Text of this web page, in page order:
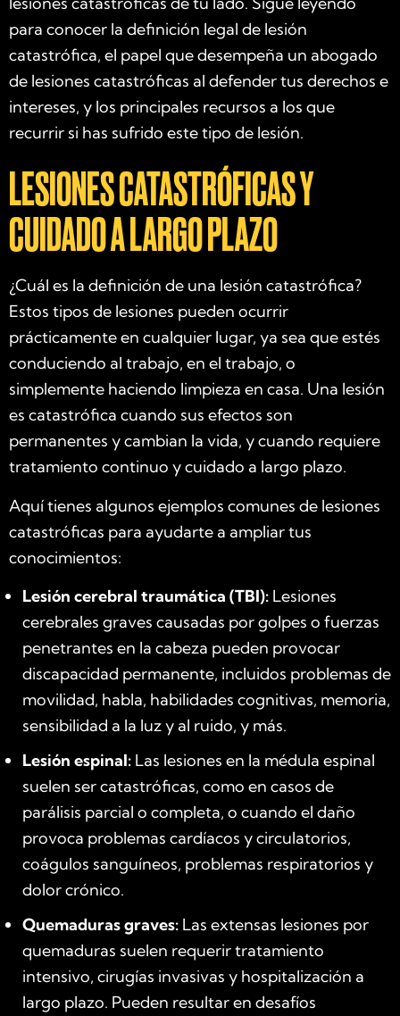
para conocer la definición legal de lesión
catastrófica, el papel que desempeña un abogado
de lesiones catastróficas al defender tus derechos e
intereses, y los principales recursos a los que
recurrir si has sufrido este tipo de lesión.
LESIONES CATASTRÓFICAS Y
CUIDADO A LARGO PLAZO
¿Cuál es la definición de una lesión catastrófica?
Estos tipos de lesiones pueden ocurrir
prácticamente en cualquier lugar, ya sea que estés
conduciendo al trabajo, en el trabajo, o
simplemente haciendo limpieza en casa. Una lesión
es catastrófica cuando sus efectos son
permanentes y cambian la vida, y cuando requiere
tratamiento continuo y cuidado a largo plazo.
Aquí tienes algunos ejemplos comunes de lesiones
catastróficas para ayudarte a ampliar tus
conocimientos:
Lesión cerebral traumática (TBI): Lesiones
cerebrales graves causadas por golpes o fuerzas
penetrantes en la cabeza pueden provocar
discapacidad permanente, incluidos problemas de
movilidad, habla, habilidades cognitivas, memoria,
sensibilidad a la luz y al ruido, y más.
Lesión espinal: Las lesiones en la médula espinal
suelen ser catastróficas, como en casos de
parálisis parcial o completa, o cuando el daño
provoca problemas cardíacos y circulatorios,
coágulos sanguíneos, problemas respiratorios y
dolor crónico.
Quemaduras graves: Las extensas lesiones por
quemaduras suelen requerir tratamiento
intensivo, cirugías invasivas y hospitalización a
largo plazo. Pueden resultar en desafíos